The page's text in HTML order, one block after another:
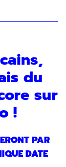
du
sur
!
PAR
DATE